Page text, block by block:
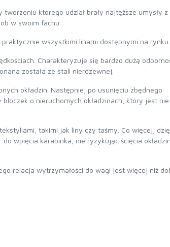
którego udział brały najtęższe umysły z
w swoim fachu.
wszystkimi linami dostępnymi na rynku.
Charakteryzuje się bardzo dużą
została ze stali nierdzewnej.
okładzin. Następnie, po usunięciu zbędnego
o nieruchomych okładzinach, który jest
takimi jak liny czy taśmy. Co więcej,
wpięcia karabinka, nie ryzykując ścięcia okładzin.
relacja wytrzymałości do wagi jest więcej niż